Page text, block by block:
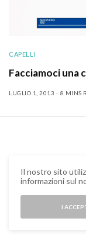
CAPELLI
Facciamoci una
LUGLIO 1, 2013 8 MINS
Il nostro sito
informazioni sul
I